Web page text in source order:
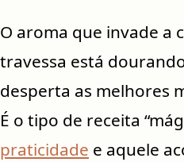
O aroma que invade a
travessa está
desperta as melhores
É o tipo de receita
praticidade e aquele